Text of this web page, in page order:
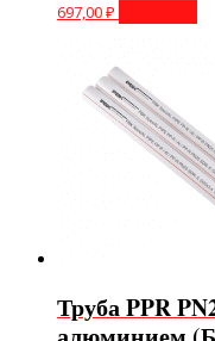
697,00₽
Труба PPR